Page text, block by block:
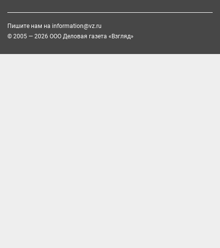
Пишите нам на information@vz.ru
© 2005 — 2026 ООО Деловая газета «Взгляд»